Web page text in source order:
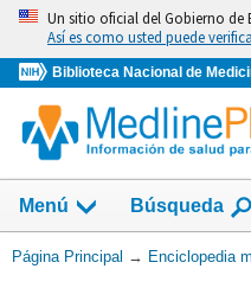
Omita
vaya
al
Contenido
Un sitio oficial del Gobierno de
Así es como usted puede
Biblioteca Nacional de
Menú Búsqueda
Usted
Página Principal → Enciclopedia